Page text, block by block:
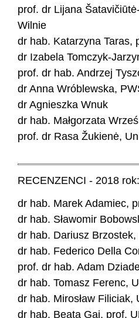
prof. dr Lijana
Wilnie
dr hab. Katarzyna Taras,
dr Izabela Tomczyk-
prof. dr hab. Andrzej
dr Anna Wróblewska,
dr Agnieszka Wnuk
dr hab. Małgorzata
prof. dr Rasa Žukienė,
RECENZENCI - 2018 rok:
dr hab. Marek Adamiec,
dr hab. Sławomir
dr hab. Dariusz Brzostek,
dr hab. Federico Della
prof. dr hab. Adam
dr hab. Tomasz Ferenc,
dr hab. Mirosław Filiciak,
dr hab. Beata Gaj, prof.